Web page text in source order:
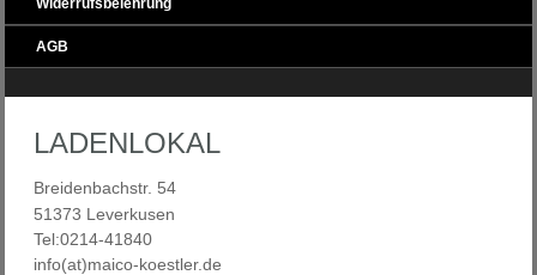
Widerrufsbelehrung
AGB
LADENLOKAL
Breidenbachstr. 54
51373 Leverkusen
Tel:0214-41840
info(at)maico-koestler.de